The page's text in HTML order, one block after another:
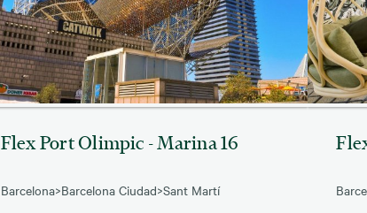
Flex Port Olimpic - Marina 16
Barcelona>Barcelona Ciudad>Sant Martí